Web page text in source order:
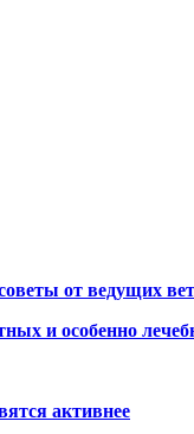
от ведущих
и особенно
активнее